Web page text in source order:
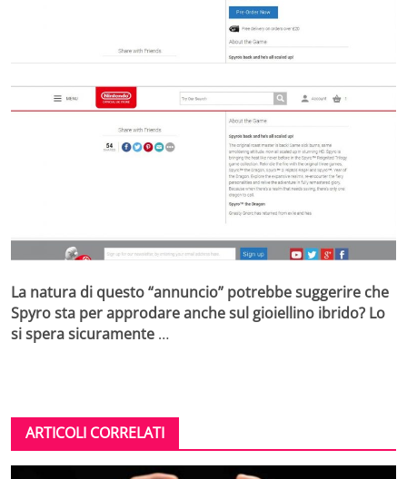
La natura di questo “annuncio” potrebbe suggerire che
Spyro sta per approdare anche sul gioiellino ibrido? Lo
si spera sicuramente …
ARTICOLI CORRELATI